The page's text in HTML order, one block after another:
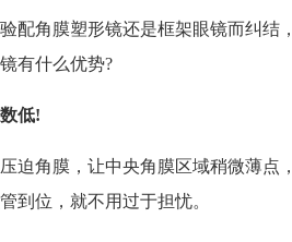
角膜塑形镜还是框架眼镜而纠结
有什么优势?
低!
角膜，让中央角膜区域稍微薄点
到位，就不用过于担忧。